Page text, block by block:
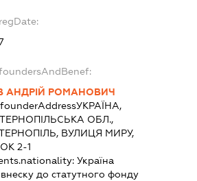
АНДРІЙ РОМАНОВИЧ
УКРАЇНА,
ТЕРНОПІЛЬСЬКА ОБЛ.,
ВУЛИЦЯ МИРУ,
2-1
Україна
до статутного фонду